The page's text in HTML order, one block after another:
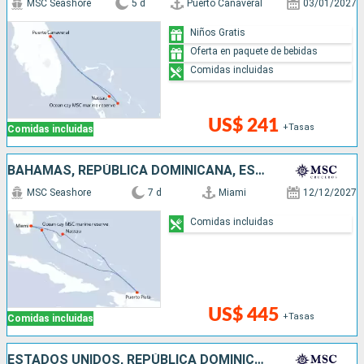
Comidas incluidas
MSC Seashore 5 d Puerto Canaveral 03/01/2027
US$ 241 +Tasas
Niños Gratis
Oferta en paquete de bebidas
Comidas incluidas
BAHAMAS, REPÚBLICA DOMINICANA, ESTADOS UNIDOS
Comidas incluidas
MSC Seashore 7 d Miami 12/12/2027
US$ 445 +Tasas
Comidas incluidas
ESTADOS UNIDOS, REPÚBLICA DOMINICANA, BAHAMAS